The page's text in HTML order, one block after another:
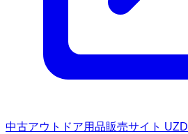
中古アウトドア用品販売サイト UZD